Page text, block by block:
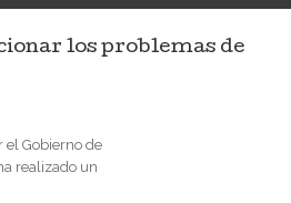
los problemas de
el Gobierno de
realizado un